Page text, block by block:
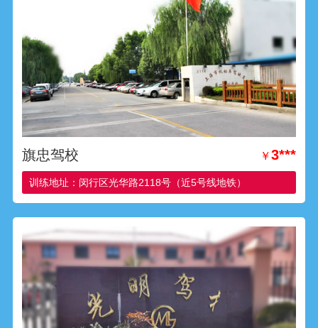
旗忠驾校 ￥3***
训练地址：闵行区光华路2118号（近5号线地铁）